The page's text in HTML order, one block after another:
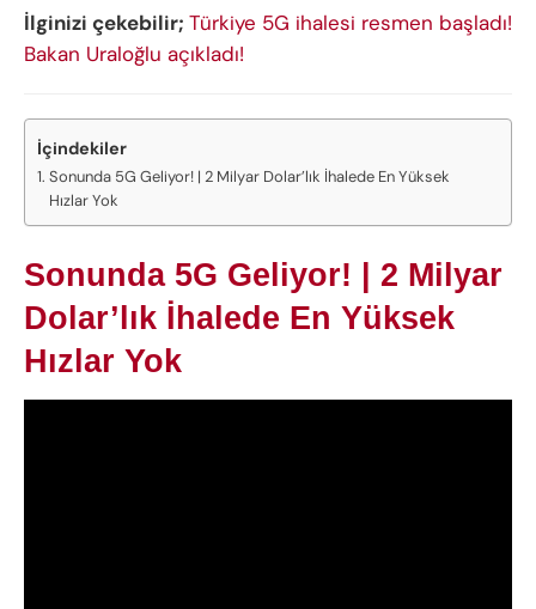
İlginizi çekebilir; Türkiye 5G ihalesi resmen başladı!
Bakan Uraloğlu açıkladı!
İçindekiler
Sonunda 5G Geliyor! | 2 Milyar Dolar’lık İhalede En Yüksek
Hızlar Yok
Sonunda 5G Geliyor! | 2 Milyar
Dolar’lık İhalede En Yüksek
Hızlar Yok